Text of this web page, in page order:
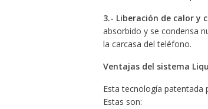
3.- Liberación de calor y
absorbido y se condensa
la carcasa del teléfono.
Ventajas del sistema
Esta tecnología patentada
Estas son: